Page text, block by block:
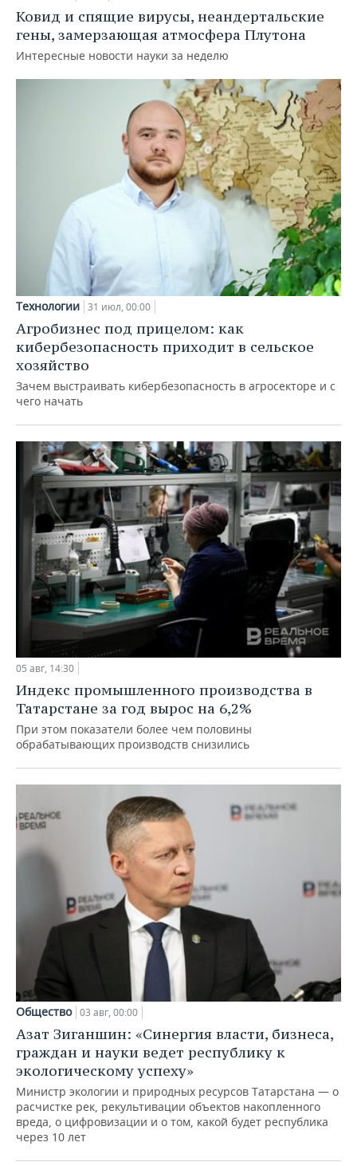
Ковид и спящие вирусы, неандертальские
гены, замерзающая атмосфера Плутона
Интересные новости науки за неделю
Технологии 31 июл, 00:00
Агробизнес под прицелом: как
кибербезопасность приходит в сельское
хозяйство
Зачем выстраивать кибербезопасность в агросекторе и с
чего начать
05 авг, 14:30
Индекс промышленного производства в
Татарстане за год вырос на 6,2%
При этом показатели более чем половины
обрабатывающих производств снизились
Общество 03 авг, 00:00
Азат Зиганшин: «Синергия власти, бизнеса,
граждан и науки ведет республику к
экологическому успеху»
Министр экологии и природных ресурсов Татарстана — о
расчистке рек, рекультивации объектов накопленного
вреда, о цифровизации и о том, какой будет республика
через 10 лет